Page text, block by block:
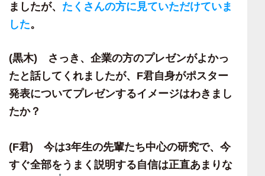
ましたが、 たくさんの方に見ていただけていま
した。
(黒木) さっき、企業の方のプレゼンがよかっ
たと話してくれましたが、 F君自身がポスター
発表についてプレゼンするイメージはわきまし
たか？
(F君) 今は3年生の先輩たち中心の研究で、今
すぐ全部をうまく説明する自信は正直あまりな